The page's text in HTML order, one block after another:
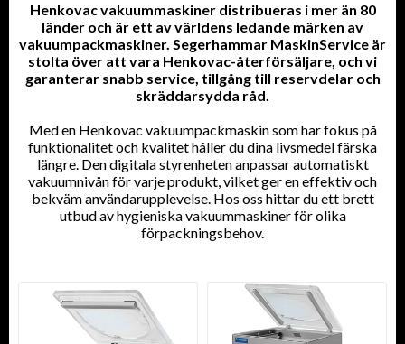
Henkovac vakuummaskiner distribueras i mer än 80
länder och är ett av världens ledande märken av
vakuumpackmaskiner. Segerhammar MaskinService är
stolta över att vara Henkovac-återförsäljare, och vi
garanterar snabb service, tillgång till reservdelar och
skräddarsydda råd.
Med en Henkovac vakuumpackmaskin som har fokus på
funktionalitet och kvalitet håller du dina livsmedel färska
längre. Den digitala styrenheten anpassar automatiskt
vakuumnivån för varje produkt, vilket ger en effektiv och
bekväm användarupplevelse. Hos oss hittar du ett brett
utbud av hygieniska vakuummaskiner för olika
förpackningsbehov.